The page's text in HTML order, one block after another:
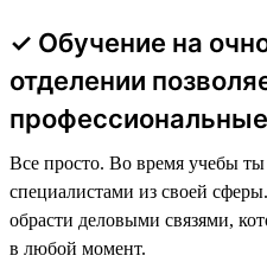
✓ Обучение на
отделении
Все просто. Во время учебы
специалистами из своей
обрасти деловыми связями,
в любой момент.